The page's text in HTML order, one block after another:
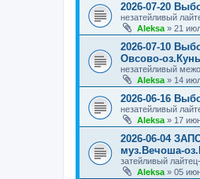
2026-07-20
незатейливый
Aleksa » 21
2026-07-10
Овсово-
незатейливый
Aleksa » 14
2026-06-16
незатейливый
Aleksa » 17
2026-06-04
муз.Вечоша-
затейливый
Aleksa » 05